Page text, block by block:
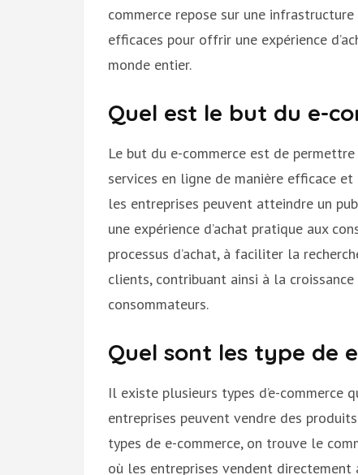
commerce repose sur une
efficaces pour offrir une expérience
monde entier.
Quel est le but du e-
Le but du e-commerce est de
services en ligne de manière efficace
les entreprises peuvent atteindre un
une expérience d’achat pratique aux
processus d’achat, à faciliter la
clients, contribuant ainsi à la
consommateurs.
Quel sont les type de
Il existe plusieurs types d’e-
entreprises peuvent vendre des
types de e-commerce, on trouve le
où les entreprises vendent